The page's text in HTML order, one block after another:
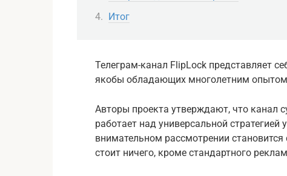
Итог
Телеграм-канал FlipLock представляет
якобы обладающих многолетним опытом
Авторы проекта утверждают, что канал
работает над универсальной стратегией
внимательном рассмотрении
стоит ничего, кроме стандартного